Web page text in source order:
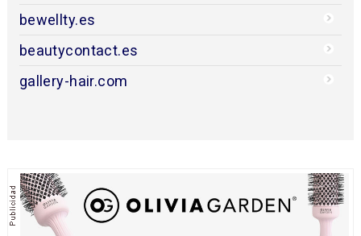
bewellty.es
beautycontact.es
gallery-hair.com